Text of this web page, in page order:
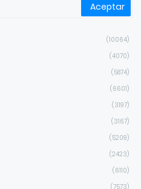
(10064)
(4070)
(5874)
(6601)
(3197)
(3167)
(5209)
(2423)
(6110)
(7573)